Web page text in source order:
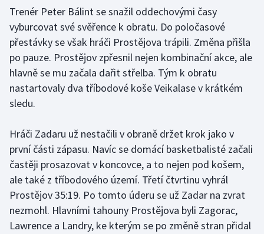
Moderní pětiboj
Motorsport
Olympijské hry
Parasport
Plavání
Plážový volejbal
Ragby
Rychlobruslení
Trenér Peter Bálint se snažil oddechovými časy
vyburcovat své svěřence k obratu. Do poločasové
přestávky se však hráči Prostějova trápili. Změna přišla
po pauze. Prostějov zpřesnil nejen kombinační akce, ale
hlavně se mu začala dařit střelba. Tým k obratu
nastartovaly dva tříbodové koše Veikalase v krátkém
sledu.
Hráči Zadaru už nestačili v obraně držet krok jako v
první části zápasu. Navíc se domácí basketbalisté začali
častěji prosazovat v koncovce, a to nejen pod košem,
ale také z tříbodového území. Třetí čtvrtinu vyhrál
Prostějov 35:19. Po tomto úderu se už Zadar na zvrat
nezmohl. Hlavními tahouny Prostějova byli Zagorac,
Lawrence a Landry, ke kterým se po změně stran přidal